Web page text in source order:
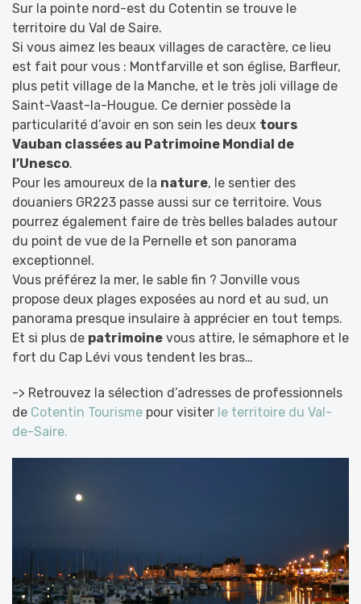
Sur la pointe nord-est du Cotentin se trouve le
territoire du Val de Saire.
Si vous aimez les beaux villages de caractère, ce lieu
est fait pour vous : Montfarville et son église, Barfleur,
plus petit village de la Manche, et le très joli village de
Saint-Vaast-la-Hougue. Ce dernier possède la
particularité d’avoir en son sein les deux tours
Vauban classées au Patrimoine Mondial de
l’Unesco.
Pour les amoureux de la nature, le sentier des
douaniers GR223 passe aussi sur ce territoire. Vous
pourrez également faire de très belles balades autour
du point de vue de la Pernelle et son panorama
exceptionnel.
Vous préférez la mer, le sable fin ? Jonville vous
propose deux plages exposées au nord et au sud, un
panorama presque insulaire à apprécier en tout temps.
Et si plus de patrimoine vous attire, le sémaphore et le
fort du Cap Lévi vous tendent les bras…
-> Retrouvez la sélection d’adresses de professionnels
de Cotentin Tourisme pour visiter le territoire du Val-
de-Saire.